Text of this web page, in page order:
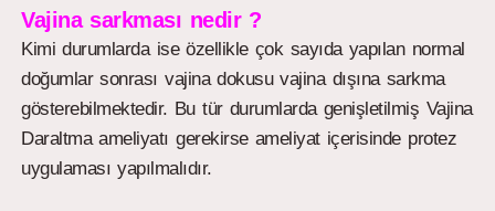
Vajina sarkması nedir ?
Kimi durumlarda ise özellikle çok sayıda yapılan normal
doğumlar sonrası vajina dokusu vajina dışına sarkma
gösterebilmektedir. Bu tür durumlarda genişletilmiş Vajina
Daraltma ameliyatı gerekirse ameliyat içerisinde protez
uygulaması yapılmalıdır.